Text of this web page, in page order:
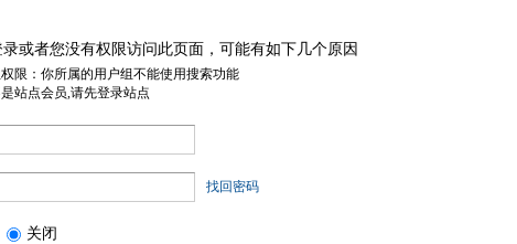
或者您没有权限访问此页面，可能有如下几个原因
限：你所属的用户组不能使用搜索功能
站点会员,请先登录站点
找回密码
关闭